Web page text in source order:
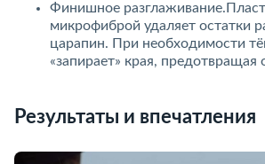
Финишное
микрофиброй удаляет остатки
царапин. При необходимости
«запирает» края, предотвращая
Результаты и впечатления